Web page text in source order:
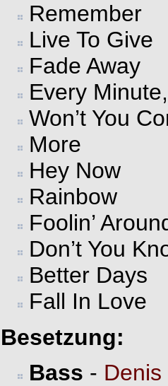
Remember
Live To Give
Fade Away
Every
Won’t You
More
Hey Now
Rainbow
Foolin’
Don’t You
Better Days
Fall In Love
Besetzung:
Bass -